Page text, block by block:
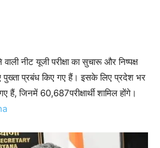
नीट यूजी परीक्षा का सुचारू और निष्पक्ष
प्रबंध किए गए हैं। इसके लिए प्रदेश भर
हैं, जिनमें 60,687परीक्षार्थी शामिल होंगे।